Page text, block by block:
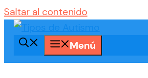
Saltar al contenido
Menú